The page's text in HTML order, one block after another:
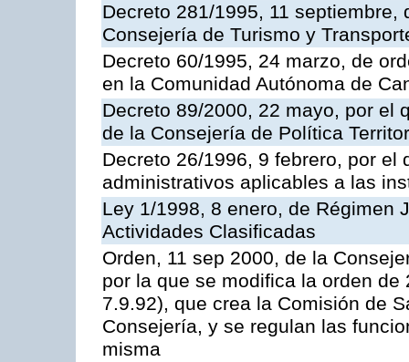
Decreto 281/1995, 11
Consejería de Turismo y
Decreto 60/1995, 24 marzo, de
en la Comunidad Autónoma de
Decreto 89/2000, 22 mayo, por el
de la Consejería de Política
Decreto 26/1996, 9 febrero, por
administrativos aplicables a las
Ley 1/1998, 8 enero, de Régimen
Actividades Clasificadas
Orden, 11 sep 2000, de la
por la que se modifica la orden
7.9.92), que crea la Comisión de
Consejería, y se regulan las
misma